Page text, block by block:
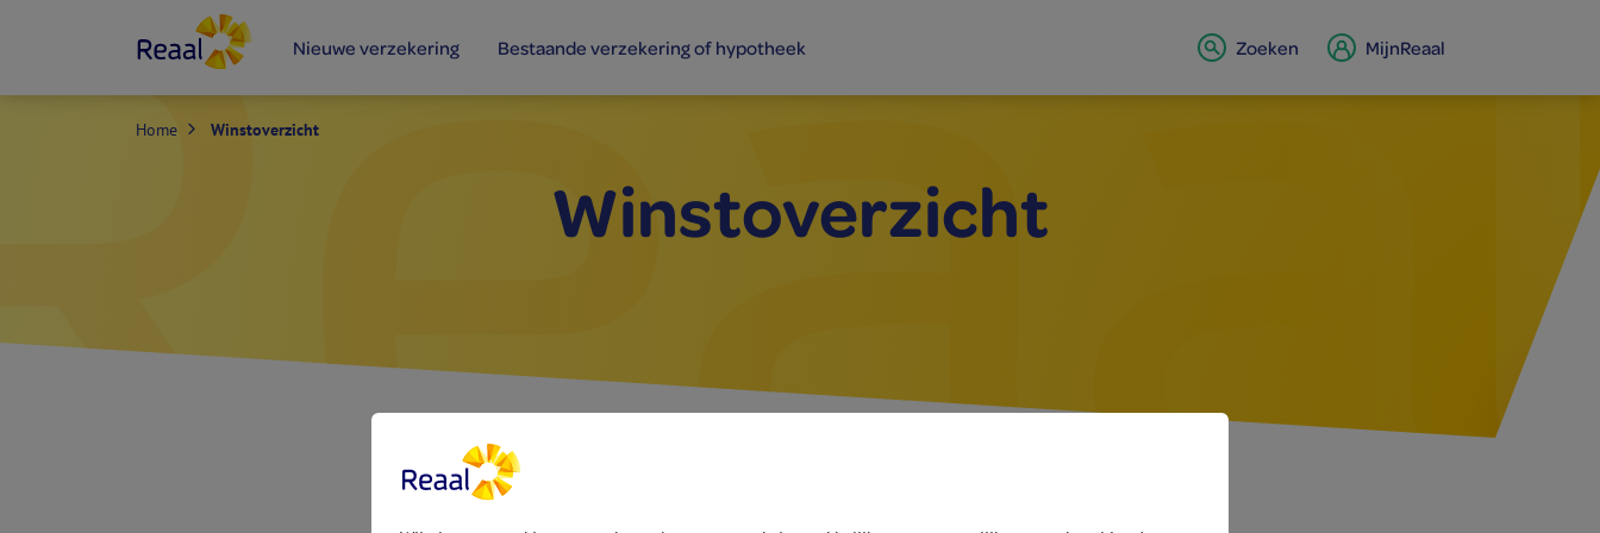
Home Winstoverzicht
Winst­overzicht
Nieuwe verzekering Bestaande verzekering of hypotheek Zoeken MijnReaal